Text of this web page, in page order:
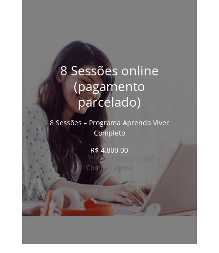
8 Sessões online
(pagamento
parcelado)
8 Sessões – Programa Aprenda Viver
Completo
R$4.800,00
Compre agora